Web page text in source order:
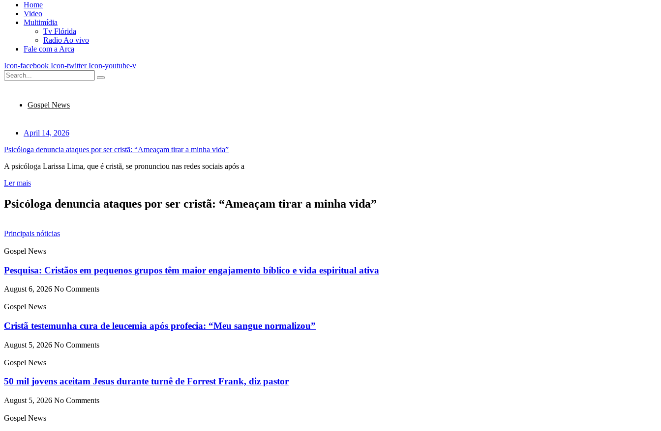
Home
Video
Multimídia
Tv Flórida
Radio Ao vivo
Fale com a Arca
Icon-facebook Icon-twitter Icon-youtube-v
Gospel News
April 14, 2026
Psicóloga denuncia ataques por ser cristã: “Ameaçam tirar a minha vida”
A psicóloga Larissa Lima, que é cristã, se pronunciou nas redes sociais após a
Ler mais
Psicóloga denuncia ataques por ser cristã: “Ameaçam tirar a minha vida”
Principais nóticias
Gospel News
Pesquisa: Cristãos em pequenos grupos têm maior engajamento bíblico e vida espiritual ativa
August 6, 2026 No Comments
Gospel News
Cristã testemunha cura de leucemia após profecia: “Meu sangue normalizou”
August 5, 2026 No Comments
Gospel News
50 mil jovens aceitam Jesus durante turnê de Forrest Frank, diz pastor
August 5, 2026 No Comments
Gospel News